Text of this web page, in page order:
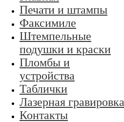
Печати и штампы
Факсимиле
Штемпельные
подушки и краски
Пломбы и
устройства
Таблички
Лазерная гравировка
Контакты